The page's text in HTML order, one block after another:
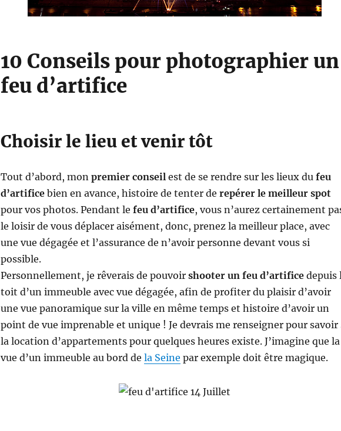
10 Conseils pour photographier un
feu d’artifice
Choisir le lieu et venir tôt
Tout d’abord, mon premier conseilest de se rendre sur les lieux du feu
d’artificebien en avance, histoire de tenter de repérer le meilleur spot
pour vos photos. Pendant le feu d’artifice, vous n’aurez certainement
le loisir de vous déplacer aisément, donc, prenez la meilleur place, avec
une vue dégagée et l’assurance de n’avoir personne devant vous si
possible.
Personnellement, je rêverais de pouvoir shooter un feu d’artificedepuis
toit d’un immeuble avec vue dégagée, afin de profiter du plaisir d’avoir
une vue panoramique sur la ville en même temps et histoire d’avoir un
point de vue imprenable et unique ! Je devrais me renseigner pour savoir
la location d’appartements pour quelques heures existe. J’imagine que la
vue d’un immeuble au bord de la Seine par exemple doit être magique.